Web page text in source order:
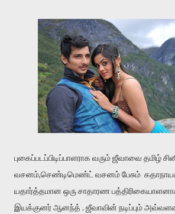
புகைப்படப்பிடிப்பாளராக வரும் ஜீவாவை தமிழ்
வசனம்,செண்டிமெண்ட் வசனம் பேசும்
யதார்த்தமான ஒரு சாதாரண பத்திரிகையாளனாக
இயக்குனர் ஆனந்த் . ஜீவாவின் நடிப்பும்